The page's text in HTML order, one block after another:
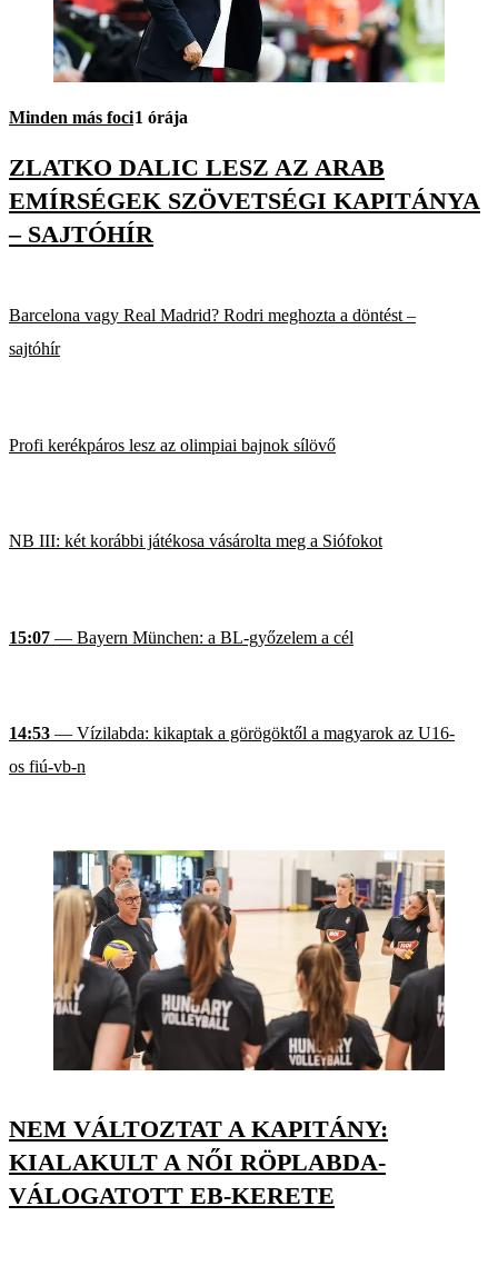
Minden más foci1 órája
ZLATKO DALIC LESZ AZ ARAB
EMÍRSÉGEK SZÖVETSÉGI KAPITÁNYA
– SAJTÓHÍR
Barcelona vagy Real Madrid? Rodri meghozta a döntést –
sajtóhír
Profi kerékpáros lesz az olimpiai bajnok sílövő
NB III: két korábbi játékosa vásárolta meg a Siófokot
15:07 — Bayern München: a BL-győzelem a cél
14:53 — Vízilabda: kikaptak a görögöktől a magyarok az U16-
os fiú-vb-n
NEM VÁLTOZTAT A KAPITÁNY:
KIALAKULT A NŐI RÖPLABDA-
VÁLOGATOTT EB-KERETE